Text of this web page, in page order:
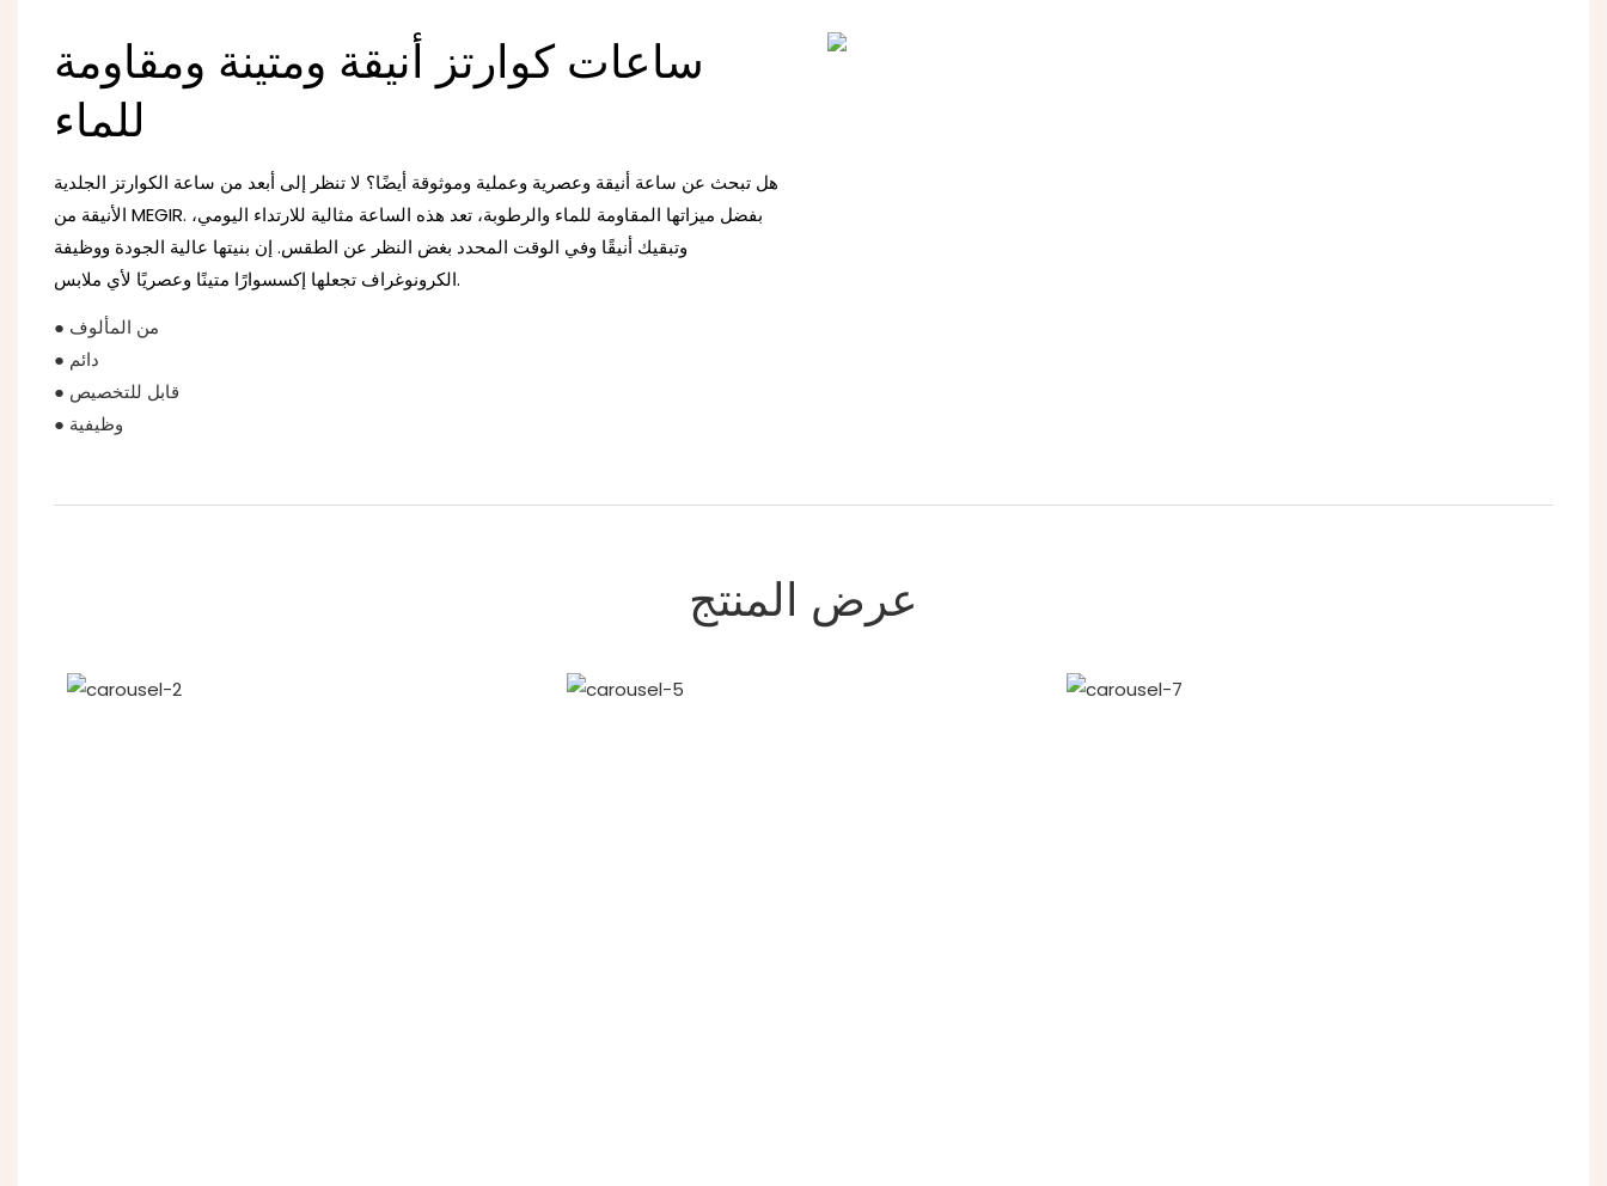
ساعات كوارتز أنيقة ومتينة ومقاومة
هل تبحث عن ساعة أنيقة وعصرية وعملية وموثوقة أيضًا؟ لا تنظر إلى أبعد من ساعة الكوارتز الجلدية
الأنيقة من MEGIR. بفضل ميزاتها المقاومة للماء والرطوبة، تعد هذه الساعة مثالية للارتداء اليومي،
وتبقيك أنيقًا وفي الوقت المحدد بغض النظر عن الطقس. إن بنيتها عالية الجودة ووظيفة
الكرونوغراف تجعلها إكسسوارًا متينًا وعصريًا لأي ملابس.
● من المألوف
● دائم
● قابل للتخصيص
● وظيفية
عرض المنتج